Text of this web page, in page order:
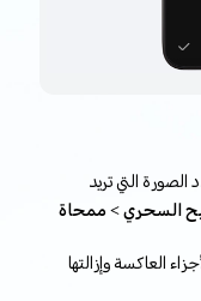
الصورة التي تريد
السحري > ممحاة
العاكسة وإزالتها